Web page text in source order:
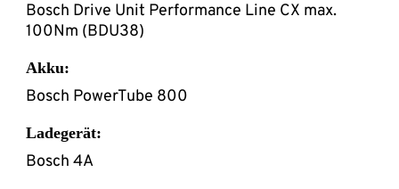
Bosch Drive Unit Performance Line CX max.
100Nm (BDU38)
Akku:
Bosch PowerTube 800
Ladegerät:
Bosch 4A